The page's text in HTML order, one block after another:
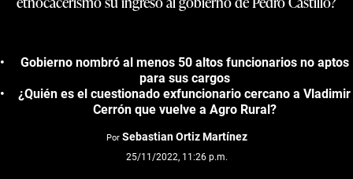
Gobierno nombró al menos 50 altos funcionarios no aptos
para sus cargos
¿Quién es el cuestionado exfuncionario cercano a Vladimir
Cerrón que vuelve a Agro Rural?
Por Sebastian Ortiz Martínez
25/11/2022, 11:26 p.m.